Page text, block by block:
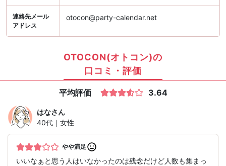
連絡先メール
アドレス
otocon@party-calendar.net
OTOCON(オトコン)の
口コミ・評価
平均評価 3.64
はなさん
40代｜女性
やや満足
いいなぁと思う人はいなかったのは残念だけど人数も集まっ